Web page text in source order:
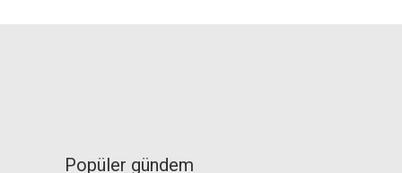
Popüler gündem